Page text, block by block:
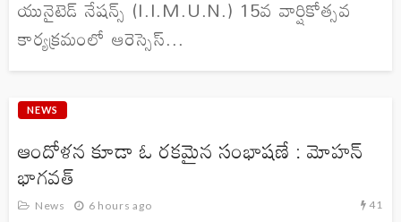
యునైటెడ్ నేషన్స్ (I.I.M.U.N.) 15వ వార్షికోత్సవ
కార్యక్రమంలో ఆరెస్సెస్...
NEWS
ఆందోళన కూడా ఓ రకమైన సంభాషణే : మోహన్
భాగవత్
News 6 hours ago 41